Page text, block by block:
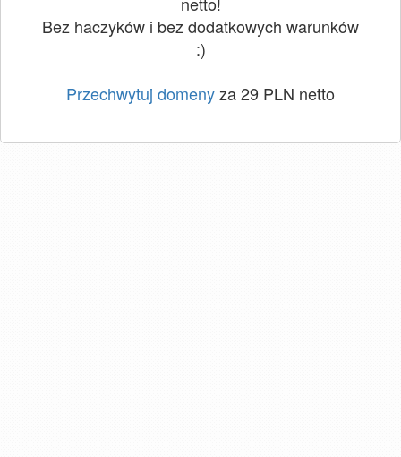
Bez haczyków i bez dodatkowych warunków
:)
Przechwytuj domenyza 29 PLN netto